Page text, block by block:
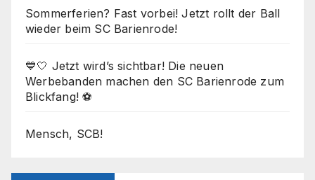
Sommerferien? Fast vorbei! Jetzt rollt der Ball
wieder beim SC Barienrode!
💙🤍 Jetzt wird’s sichtbar! Die neuen
Werbebanden machen den SC Barienrode zum
Blickfang! ⚽
Mensch, SCB!